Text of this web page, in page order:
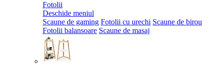
Fotolii
Deschide meniul
Scaune de gaming Fotolii cu urechi Scaune de birou
Fotolii balansoare Scaune de masaj